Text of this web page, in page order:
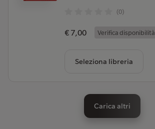
(0)
€ 7,00 Verifica disponibilità
Seleziona libreria
Carica altri